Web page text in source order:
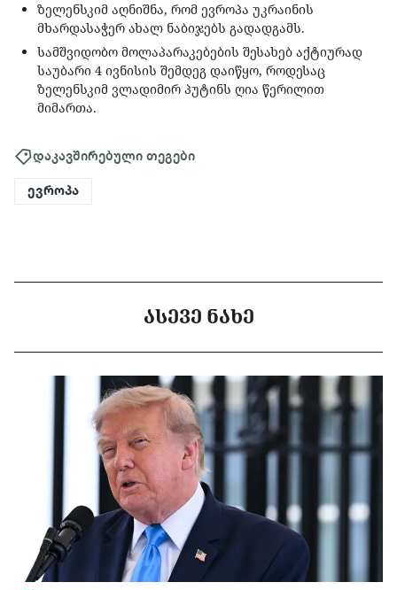
ზელენსკიმ აღნიშნა, რომ ევროპა უკრაინის
მხარდასაჭერ ახალ ნაბიჯებს გადადგამს.
სამშვიდობო მოლაპარაკებების შესახებ აქტიურად
საუბარი 4 ივნისის შემდეგ დაიწყო, როდესაც
ზელენსკიმ ვლადიმირ პუტინს ღია წერილით
მიმართა.
დაკავშირებული თეგები
ევროპა
ᲐᲡᲔᲕᲔ ᲜᲐᲮᲔ